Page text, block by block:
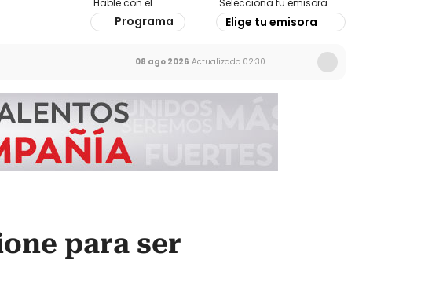
Hable con el
Programa
Selecciona tu emisora
Elige tu emisora
08 ago 2026 Actualizado 02:30
para ser